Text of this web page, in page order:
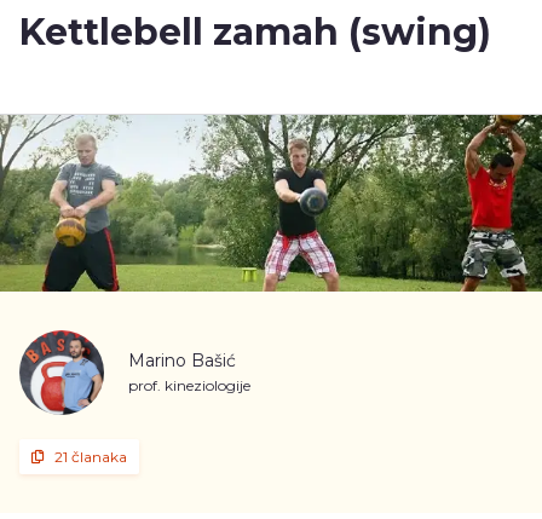
Kettlebell zamah (swing)
Marino Bašić
prof. kineziologije
21 članaka